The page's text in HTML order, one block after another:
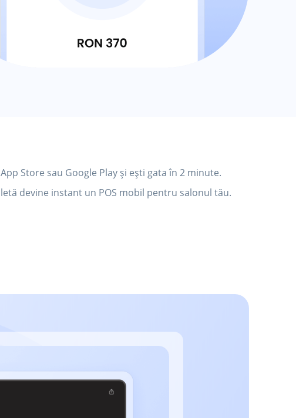
Store sau Google Play și ești gata în 2 minute.
devine instant un POS mobil pentru salonul tău.